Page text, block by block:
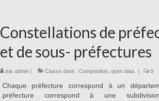
Constellations de
et de sous- préfectures
par admin| Classé dans : Composition, open data | 0
Chaque préfecture correspond à un
préfecture correspond à une